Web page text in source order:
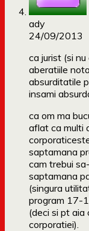
ady
24/09/2013
ca jurist (si
aberatiile
absurditatile
insami
ca om ma
aflat ca multi
saptamana
cam trebui
saptamana
(singura
program 17-
(deci si pt aia
corporatiei).